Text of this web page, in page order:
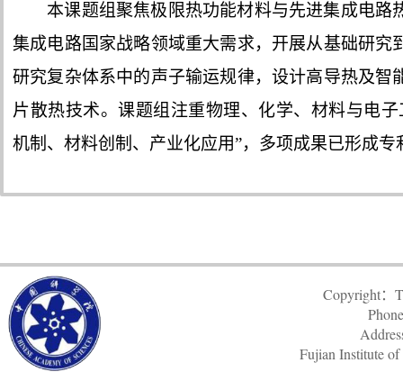
本课题组聚焦极限热功能材料与先进集成电路
集成电路国家战略领域重大需求，开展从基础研究
研究复杂体系中的声子输运规律，设计高导热及智
片散热技术。课题组注重物理、化学、材料与电
机制、材料创制、产业化应用”，多项成果已形成
Copyright：
Fujian Institute of